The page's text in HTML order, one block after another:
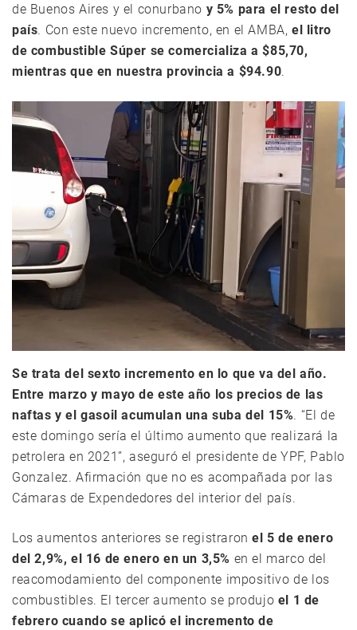
de Buenos Aires y el conurbano y 5% para el resto del
país. Con este nuevo incremento, en el AMBA, el litro
de combustible Súper se comercializa a $85,70,
mientras que en nuestra provincia a $94.90.
Se trata del sexto incremento en lo que va del año.
Entre marzo y mayo de este año los precios de las
naftas y el gasoil acumulan una suba del 15%. “El de
este domingo sería el último aumento que realizará la
petrolera en 2021”, aseguró el presidente de YPF, Pablo
Gonzalez. Afirmación que no es acompañada por las
Cámaras de Expendedores del interior del país.
Los aumentos anteriores se registraronel 5 de enero
del 2,9%, el 16 de enero en un 3,5% en el marco del
reacomodamiento del componente impositivo de los
combustibles. El tercer aumento se produjo el 1 de
febrero cuando se aplicó el incremento de